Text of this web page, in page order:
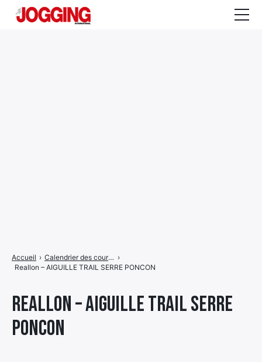
Reallon – AIGUILLE TRAIL SERRE
PONCON
Accueil › Calendrier des courses ›
Reallon – AIGUILLE TRAIL SERRE PONCON
de
menu
Élément
de
Élément
de